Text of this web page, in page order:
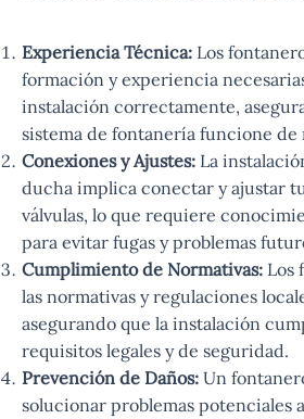
Experiencia Técnica: Los
formación y experiencia
instalación correctamente,
sistema de fontanería funcione de
Conexiones y Ajustes: La
ducha implica conectar y ajustar
válvulas, lo que requiere
para evitar fugas y problemas
Cumplimiento de Normativas: Los
las normativas y regulaciones
asegurando que la instalación
requisitos legales y de seguridad.
Prevención de Daños: Un
solucionar problemas potenciales